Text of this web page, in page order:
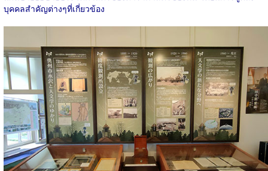
บุคคลสำคัญต่างๆที่เกี่ยวข้อง